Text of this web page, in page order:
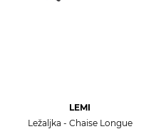
LEMI
Ležaljka - Chaise Longue